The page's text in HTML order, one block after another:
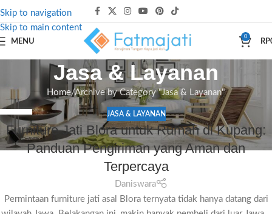
Skip to navigation
Skip to main content
MENU
0
RP
Jasa & Layanan
Home Archive by Category "Jasa & Layanan"
06
JUL
JASA & LAYANAN
Furniture Jati Blora untuk Rumah di Kupang:
Panduan Pengiriman yang Aman dan
Terpercaya
Daniswara
Permintaan furniture jati asal Blora ternyata tidak hanya datang dari